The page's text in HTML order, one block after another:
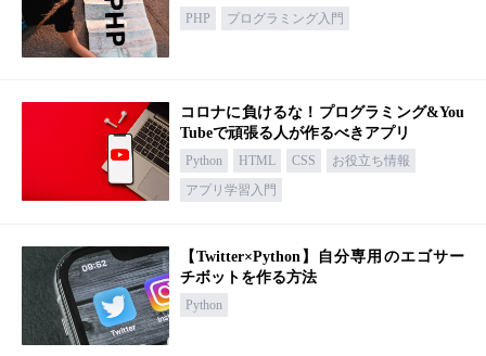
PHP プログラミング入門
コロナに負けるな！プログラミング&You
Tubeで頑張る人が作るべきアプリ
Python HTML CSS
お役立ち情報
アプリ学習入門
【Twitter×Python】自分専用のエゴサー
チボットを作る方法
Python